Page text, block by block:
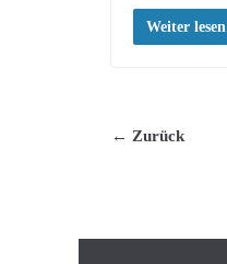
Weiter lesen
← Zurück